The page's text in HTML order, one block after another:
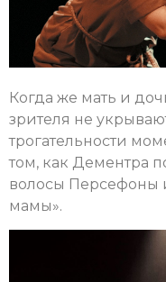
Когда же мать и
зрителя не
трогательности
том, как Дементра
волосы Персефоны
мамы».